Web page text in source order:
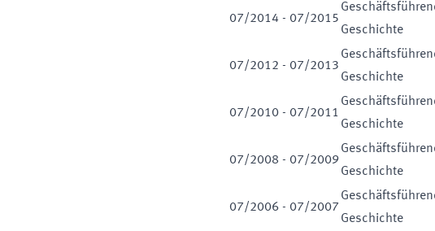
07/2014 - 07/2015
Geschichte
07/2012 - 07/2013
Geschichte
07/2010 - 07/2011
Geschichte
07/2008 - 07/2009
Geschichte
07/2006 - 07/2007
Geschichte